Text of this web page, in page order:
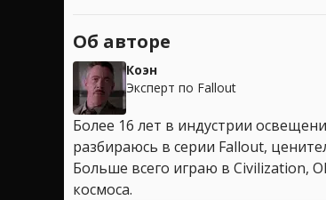
Об авторе
Коэн
Эксперт по Fallout
Более 16 лет в индустрии
разбираюсь в серии Fallout,
Больше всего играю в Civilization,
космоса.